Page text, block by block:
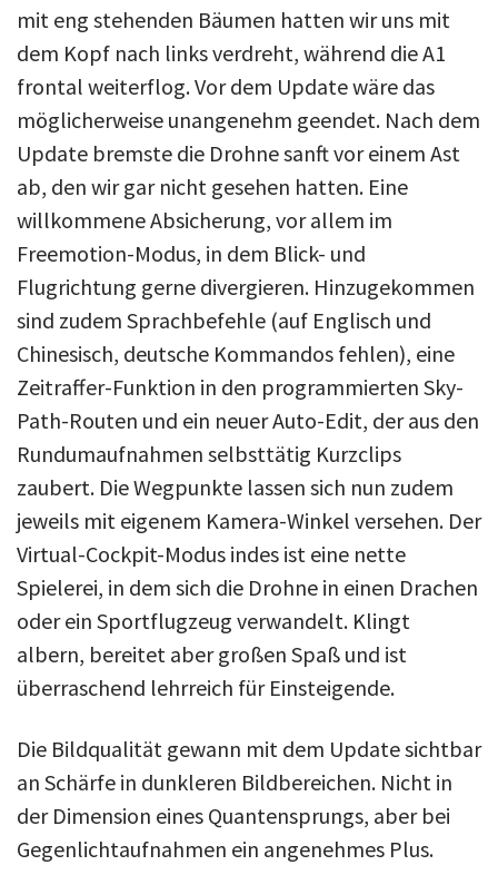
mit eng stehenden Bäumen hatten wir uns mit
dem Kopf nach links verdreht, während die A1
frontal weiterflog. Vor dem Update wäre das
möglicherweise unangenehm geendet. Nach dem
Update bremste die Drohne sanft vor einem Ast
ab, den wir gar nicht gesehen hatten. Eine
willkommene Absicherung, vor allem im
Freemotion-Modus, in dem Blick- und
Flugrichtung gerne divergieren. Hinzugekommen
sind zudem Sprachbefehle (auf Englisch und
Chinesisch, deutsche Kommandos fehlen), eine
Zeitraffer-Funktion in den programmierten Sky-
Path-Routen und ein neuer Auto-Edit, der aus den
Rundumaufnahmen selbsttätig Kurzclips
zaubert. Die Wegpunkte lassen sich nun zudem
jeweils mit eigenem Kamera-Winkel versehen. Der
Virtual-Cockpit-Modus indes ist eine nette
Spielerei, in dem sich die Drohne in einen Drachen
oder ein Sportflugzeug verwandelt. Klingt
albern, bereitet aber großen Spaß und ist
überraschend lehrreich für Einsteigende.
Die Bildqualität gewann mit dem Update sichtbar
an Schärfe in dunkleren Bildbereichen. Nicht in
der Dimension eines Quantensprungs, aber bei
Gegenlichtaufnahmen ein angenehmes Plus.